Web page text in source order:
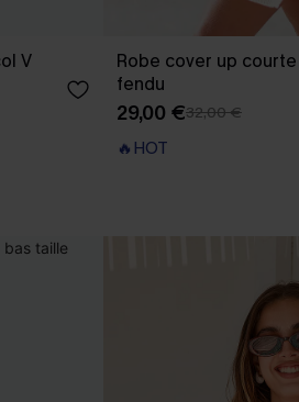
V
Robe cover up
fendu
29,00 €32,00 €
🔥HOT